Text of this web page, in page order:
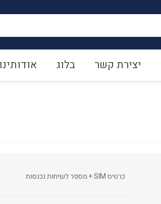
יצירת קשר בלוג אודותינו
כרטיס SIM + מספר לשיחות נכנסות